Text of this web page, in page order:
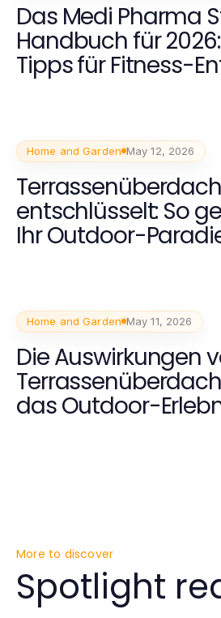
Das Medi Pharma
Handbuch für
Tipps für Fitness-
Home and Garden May 12, 2026
entschlüsselt: So
Ihr Outdoor-
Home and Garden May 11, 2026
Die Auswirkungen
das Outdoor-
More to discover
Spotlight